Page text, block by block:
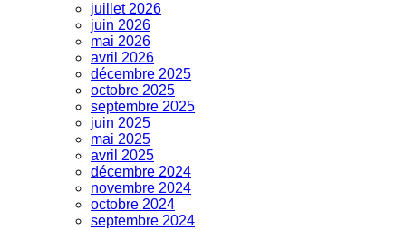
juillet 2026
juin 2026
mai 2026
avril 2026
décembre 2025
octobre 2025
septembre 2025
juin 2025
mai 2025
avril 2025
décembre 2024
novembre 2024
octobre 2024
septembre 2024